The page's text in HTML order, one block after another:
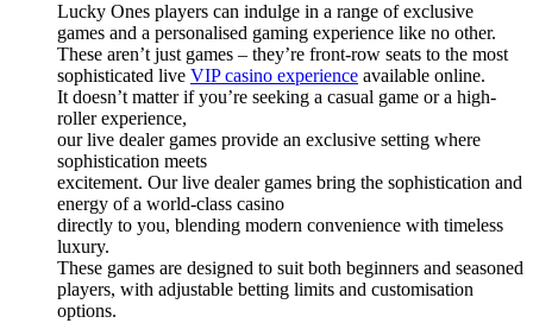
Lucky Ones players can indulge in a range of exclusive
games and a personalised gaming experience like no other.
These aren’t just games – they’re front-row seats to the most
sophisticated live VIP casino experience available online.
It doesn’t matter if you’re seeking a casual game or a high-
roller experience,
our live dealer games provide an exclusive setting where
sophistication meets
excitement. Our live dealer games bring the sophistication and
energy of a world-class casino
directly to you, blending modern convenience with timeless
luxury.
These games are designed to suit both beginners and seasoned
players, with adjustable betting limits and customisation
options.